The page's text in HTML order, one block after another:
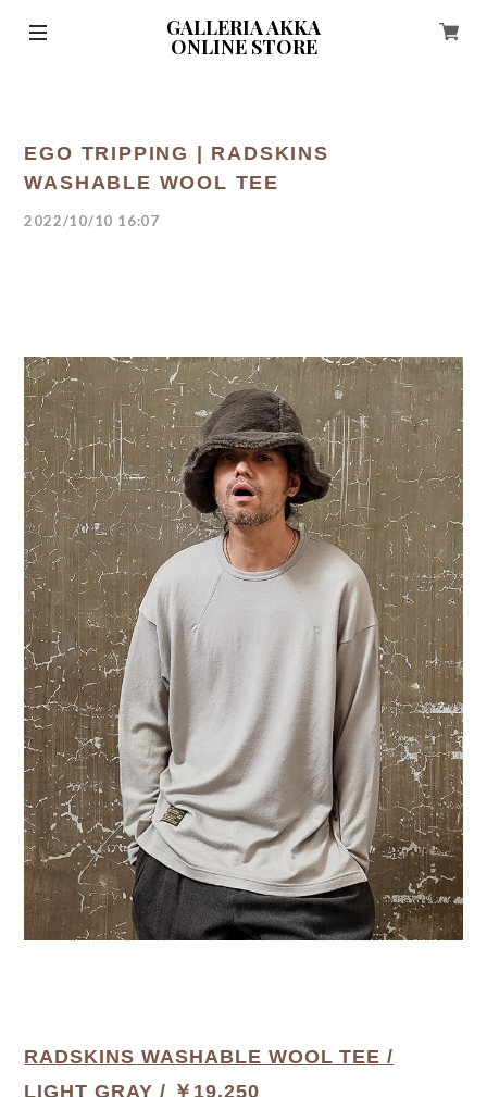
GALLERIA AKKA
ONLINE STORE
EGO TRIPPING | RADSKINS
WASHABLE WOOL TEE
2022/10/10 16:07
RADSKINS WASHABLE WOOL TEE /
LIGHT GRAY / ￥19,250